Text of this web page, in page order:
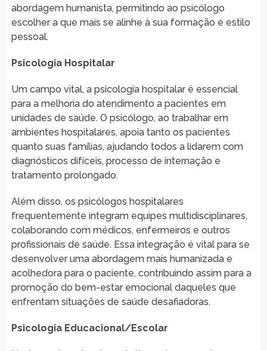
abordagem humanista, permitindo ao psicólogo
escolher a que mais se alinhe à sua formação e estilo
pessoal.
Psicologia Hospitalar
Um campo vital, a psicologia hospitalar é essencial
para a melhoria do atendimento a pacientes em
unidades de saúde. O psicólogo, ao trabalhar em
ambientes hospitalares, apoia tanto os pacientes
quanto suas famílias, ajudando todos a lidarem com
diagnósticos difíceis, processo de internação e
tratamento prolongado.
Além disso, os psicólogos hospitalares
frequentemente integram equipes multidisciplinares,
colaborando com médicos, enfermeiros e outros
profissionais de saúde. Essa integração é vital para se
desenvolver uma abordagem mais humanizada e
acolhedora para o paciente, contribuindo assim para a
promoção do bem-estar emocional daqueles que
enfrentam situações de saúde desafiadoras.
Psicologia Educacional/Escolar